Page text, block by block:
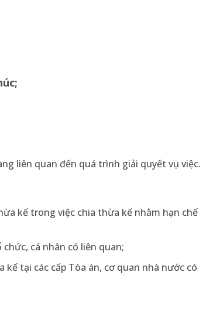
liên quan đến quá trình giải quyết vụ việc.
kế trong việc chia thừa kế nhằm hạn chế
cá nhân có liên quan;
tại các cấp Tòa án, cơ quan nhà nước có